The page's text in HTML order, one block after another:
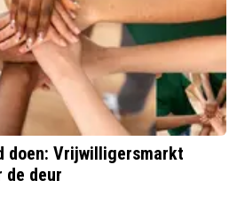
doen: Vrijwilligersmarkt
de deur